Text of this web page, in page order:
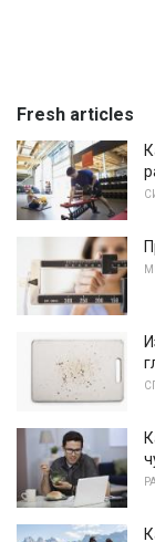
Fresh articles